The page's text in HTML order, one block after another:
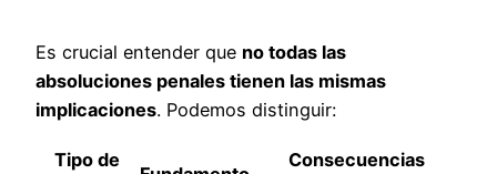
Es crucial entender que no todas las
absoluciones penales tienen las mismas
implicaciones. Podemos distinguir:
Tipo de
Consecuencias